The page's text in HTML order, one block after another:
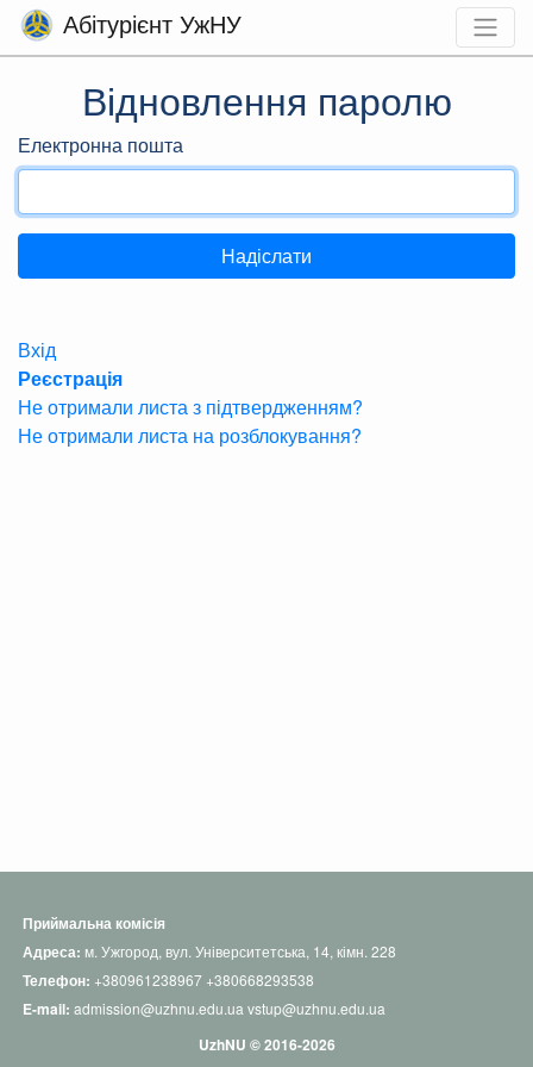
Абітурієнт УжНУ
Відновлення паролю
Електронна пошта
Вхід
Реєстрація
Не отримали листа з підтвердженням?
Не отримали листа на розблокування?
Приймальна комісія
Адреса: м. Ужгород, вул. Університетська, 14, кімн. 228
Телефон: +380961238967 +380668293538
E-mail: admission@uzhnu.edu.ua vstup@uzhnu.edu.ua
UzhNU © 2016-2026